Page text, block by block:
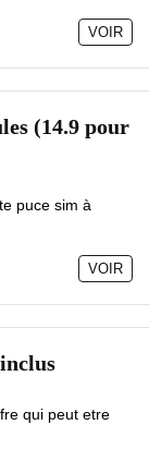
VOIR
(14.9 pour
puce sim à
VOIR
qui peut etre